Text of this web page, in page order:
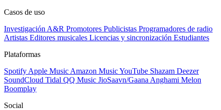
Casos de uso
Investigación A&R Promotores Publicistas Programadores de radio
Artistas Editores musicales Licencias y sincronización Estudiantes
Plataformas
Spotify Apple Music Amazon MusicYouTube Shazam Deezer
SoundCloud Tidal QQ Music JioSaavn/Gaana Anghami Melon
Boomplay
Social